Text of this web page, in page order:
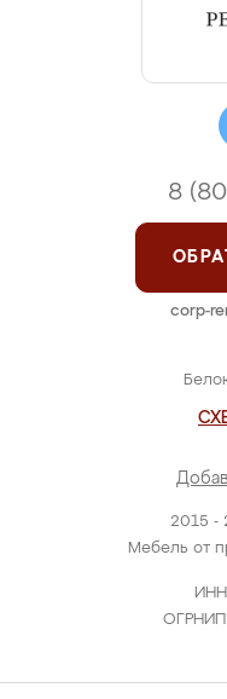
2015 -
Мебель от
8
corp-